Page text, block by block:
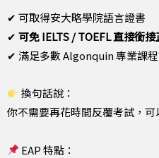
✔ 可取得安大略學院語言證書
✔ 可免 IELTS / TOEFL 直接銜接
✔ 滿足多數 Algonquin 專業課
換句話說：
你不需要再花時間反覆考試，
EAP 特點：